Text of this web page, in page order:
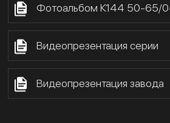
Фотоальбом К144 50-65/
Видеопрезентация серии
Видеопрезентация завода